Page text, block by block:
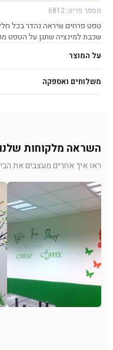
מספר פריט: 6812
טפט פרחים שיראה נהדר בכל
שכבת למינציה שתגן על הטפט
על המוצר
משלוחים ואספקה
השראה מלקוחות שלנו
ראו איך אחרים מעצבים את